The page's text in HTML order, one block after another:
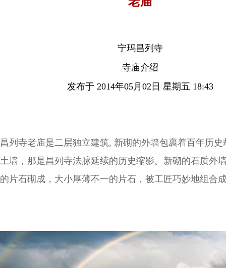
宁玛昌列寺
寺庙介绍
发布于 2014年05月02日 星期五 18:43
昌列寺老庙是二层独立建筑, 新砌的外墙包裹着百年历
土墙，那是昌列寺法脉延续的历史缩影。新砌的石质外
的片石砌成，大小厚薄不一的片石，被工匠巧妙地组合